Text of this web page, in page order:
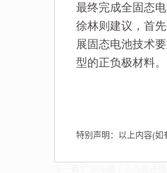
最终完成全固态
徐林则建议，首
展固态电池技术
型的正负极材料。
特别声明：以上内容(如